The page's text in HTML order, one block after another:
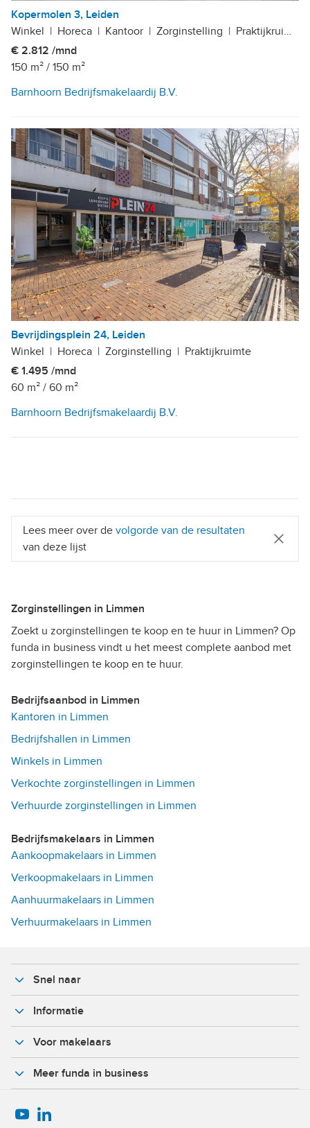
Kopermolen 3, Leiden
Winkel | Horeca | Kantoor | Zorginstelling | Praktijkruimte
€ 2.812 /mnd
150 m² / 150 m²
Barnhoorn Bedrijfsmakelaardij B.V.
Bevrijdingsplein 24, Leiden
Winkel | Horeca | Zorginstelling | Praktijkruimte
€ 1.495 /mnd
60 m² / 60 m²
Barnhoorn Bedrijfsmakelaardij B.V.
Lees meer over de volgorde van de resultaten
van deze lijst
Zorginstellingen in Limmen
Zoekt u zorginstellingen te koop en te huur in Limmen? Op
funda in business vindt u het meest complete aanbod met
zorginstellingen te koop en te huur.
Bedrijfsaanbod in Limmen
Kantoren in Limmen
Bedrijfshallen in Limmen
Winkels in Limmen
Verkochte zorginstellingen in Limmen
Verhuurde zorginstellingen in Limmen
Bedrijfsmakelaars in Limmen
Aankoopmakelaars in Limmen
Verkoopmakelaars in Limmen
Aanhuurmakelaars in Limmen
Verhuurmakelaars in Limmen
Snel naar
Informatie
Voor makelaars
Meer funda in business